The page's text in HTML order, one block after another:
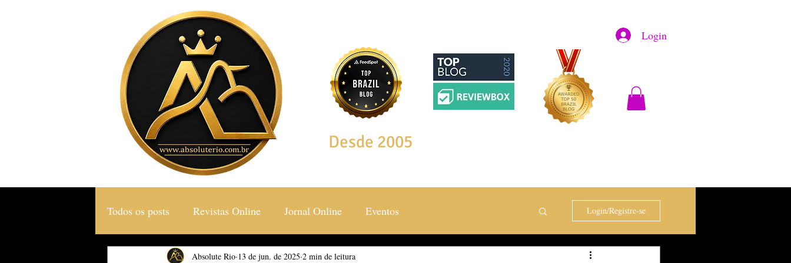
Login
Desde 2005
Todos os posts Revistas Online Jornal Online Eventos
Gastronomia & Turismo Social & Estilos Saúde & Bem Estar
Login/Registre-se
Absolute Rio 13 de jun. de 2025 2 min de leitura